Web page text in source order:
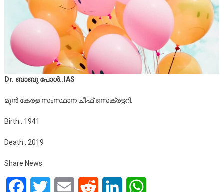
Dr. ബാബു പോൾ..IAS
മുൻ കേരള സംസ്ഥാന ചീഫ് സെക്രട്ടറി.
Birth : 1941
Death : 2019
Share News
FacebookTwitter Email Reddit LinkedIn